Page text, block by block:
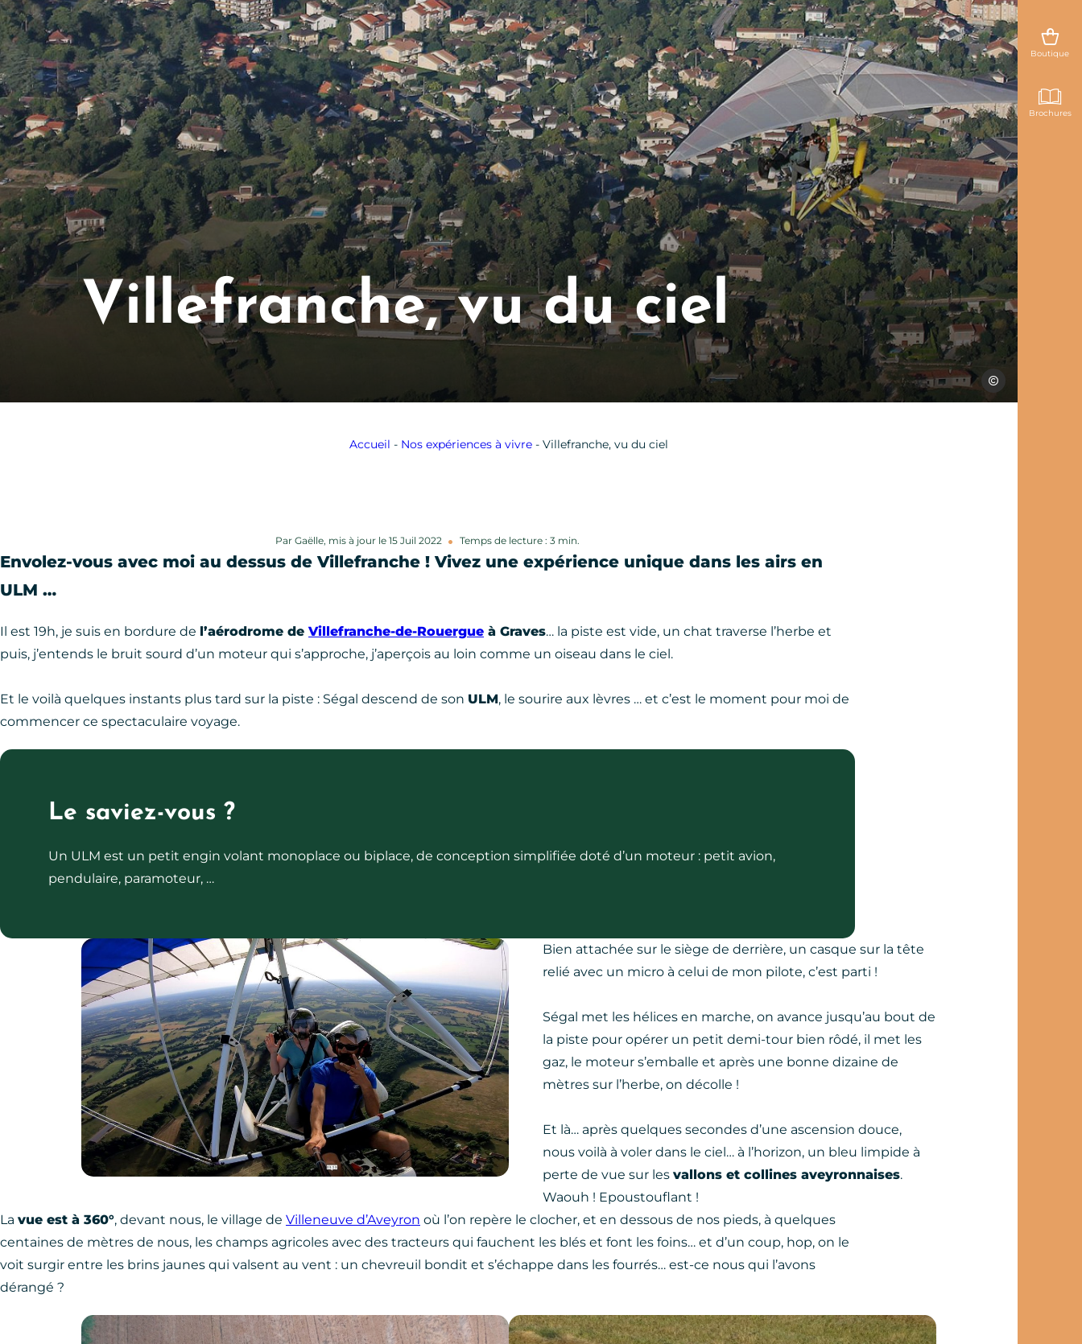
Les Choses de l'air
Villefranche, vu du ciel
Accueil - Nos expériences à vivre - Villefranche, vu du ciel
Boutique
Brochures
Par Gaëlle, mis à jour le 15 Juil 2022 Temps de lecture : 3 min.
Envolez-vous avec moi au dessus de Villefranche ! Vivez une expérience unique dans les airs en
ULM …
Il est 19h, je suis en bordure de l’aérodrome de Villefranche-de-Rouergue à Graves… la piste est vide, un chat traverse l’herbe et
puis, j’entends le bruit sourd d’un moteur qui s’approche, j’aperçois au loin comme un oiseau dans le ciel.
Et le voilà quelques instants plus tard sur la piste : Ségal descend de son ULM, le sourire aux lèvres … et c’est le moment pour moi de
commencer ce spectaculaire voyage.
Le saviez-vous ?
Un ULM est un petit engin volant monoplace ou biplace, de conception simplifiée doté d’un moteur : petit avion,
pendulaire, paramoteur, …
Bien attachée sur le siège de derrière, un casque sur la tête
relié avec un micro à celui de mon pilote, c’est parti !
Ségal met les hélices en marche, on avance jusqu’au bout de
la piste pour opérer un petit demi-tour bien rôdé, il met les
gaz, le moteur s’emballe et après une bonne dizaine de
mètres sur l’herbe, on décolle !
Et là… après quelques secondes d’une ascension douce,
nous voilà à voler dans le ciel… à l’horizon, un bleu limpide à
perte de vue sur lesvallons et collines aveyronnaises.
Waouh ! Epoustouflant !
La vue est à 360°, devant nous, le village de Villeneuve d’Aveyron où l’on repère le clocher, et en dessous de nos pieds, à quelques
centaines de mètres de nous, les champs agricoles avec des tracteurs qui fauchent les blés et font les foins… et d’un coup, hop, on le
voit surgir entre les brins jaunes qui valsent au vent : un chevreuil bondit et s’échappe dans les fourrés… est-ce nous qui l’avons
dérangé ?